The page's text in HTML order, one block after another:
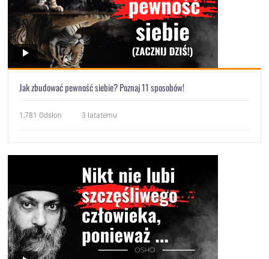
Jak zbudować pewność siebie? Poznaj 11 sposobów!
1,781 Odsłon 3 latatemu